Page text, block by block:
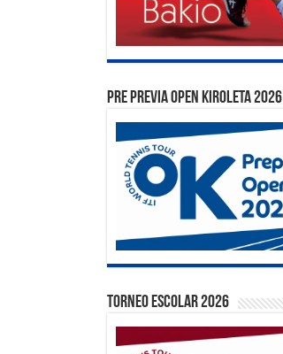
PRE PREVIA OPEN KIROLETA 2026
TORNEO ESCOLAR 2026